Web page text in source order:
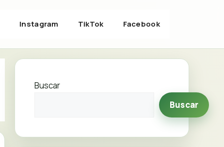
Instagram TikTok Facebook
Buscar
Buscar